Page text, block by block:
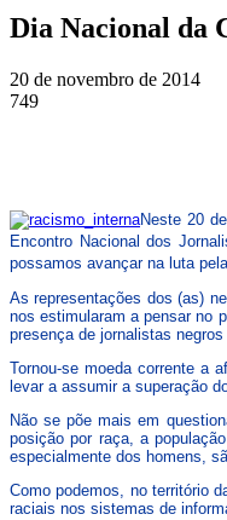
Dia Nacional da
20 de novembro de 2014
749
Neste 20
Encontro Nacional dos
possamos avançar na luta
As representações dos (as)
nos estimularam a pensar no
presença de jornalistas
Tornou-se moeda corrente a
levar a assumir a superação
Não se põe mais em
posição por raça, a
especialmente dos homens,
Como podemos, no território
raciais nos sistemas de